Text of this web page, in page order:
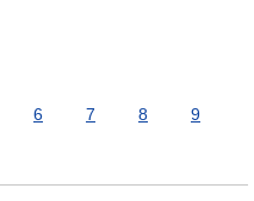
6 7 8
9